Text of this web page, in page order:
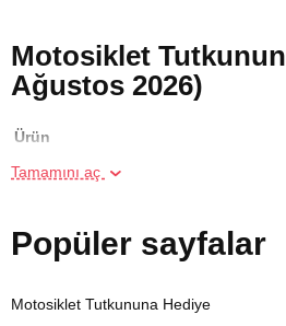
Motosiklet
Ağustos 2026)
Ürün
Kişiye Özel Temel Atış Eğitimi
Hamak Yoga Dersi
Tamamını aç
Popüler sayfalar
Motosiklet Tutkununa Hediye